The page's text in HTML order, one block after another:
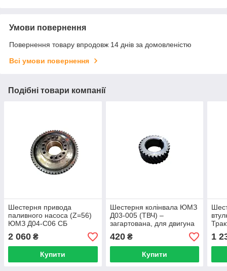
Умови повернення
Повернення товару впродовж 14 днів за домовленістю
Всі умови повернення
Подібні товари компанії
Шестерня привода
паливного насоса (Z=56)
ЮМЗ Д04-С06 СБ
2 060 ₴
Купити
Шестерня колінвала ЮМЗ
Д03-005 (ТВЧ) –
загартована, для двигуна
Д-65
420₴
Купити
1